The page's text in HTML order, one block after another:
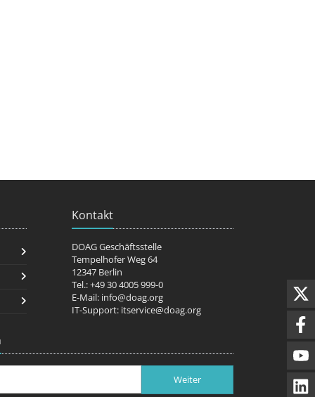
Kontakt
DOAG Geschäftsstelle
Tempelhofer Weg 64
12347 Berlin
Tel.: +49 30 4005 999-0
E-Mail: info@doag.org
IT-Support: itservice@doag.org
Weiter